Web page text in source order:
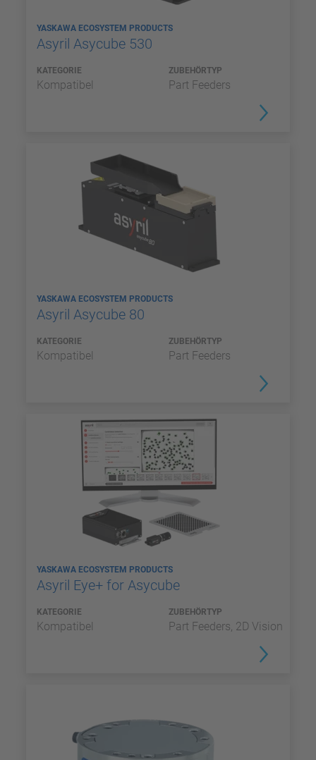
YASKAWA ECOSYSTEM PRODUCTS
Asyril Asycube 530
KATEGORIE
Kompatibel
ZUBEHÖRTYP
Part Feeders
YASKAWA ECOSYSTEM PRODUCTS
Asyril Asycube 80
KATEGORIE
Kompatibel
ZUBEHÖRTYP
Part Feeders
YASKAWA ECOSYSTEM PRODUCTS
Asyril Eye+ for Asycube
KATEGORIE
Kompatibel
ZUBEHÖRTYP
Part Feeders, 2D Vision